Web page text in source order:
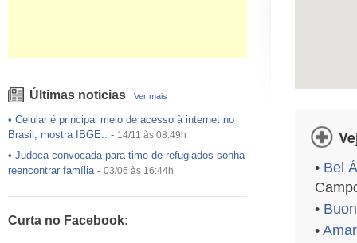
Últimas noticias Ver mais
• Celular é principal meio de acesso à internet no
Brasil, mostra IBGE.. - 14/11 às 08:49h
• Judoca convocada para time de refugiados sonha
reencontrar família- 03/06 às 16:44h
•Exército egípcio diz que encontrou destroços de
Curta no Facebook:
• Bel
•
•